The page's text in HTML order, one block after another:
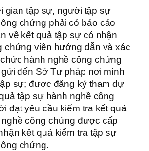
gian tập sự, người tập sự
chứng phải có báo cáo
về kết quả tập sự có nhận
chứng viên hướng dẫn và xác
hành nghề công chứng
đến Sở Tư pháp nơi mình
sự; được đăng ký tham dự
tập sự hành nghề công
đạt yêu cầu kiểm tra kết quả
công chứng được cấp
kết quả kiểm tra tập sự
chứng.